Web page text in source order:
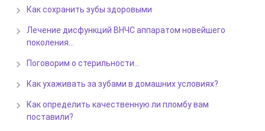
Как сохранить зубы здоровыми
Лечение дисфункций ВНЧС аппаратом новейшего
поколения…
Поговорим о стерильности…
Как ухаживать за зубами в домашних условиях?
Как определить качественную ли пломбу вам
поставили?